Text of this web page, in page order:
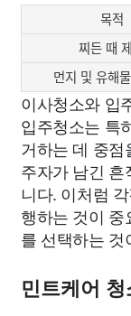
목적
찌든 때
먼지 및 유해
이사청소와 입
입주청소는 특
거하는 데 중점
주자가 남긴
니다. 이처럼
행하는 것이
를 선택하는
민트케어